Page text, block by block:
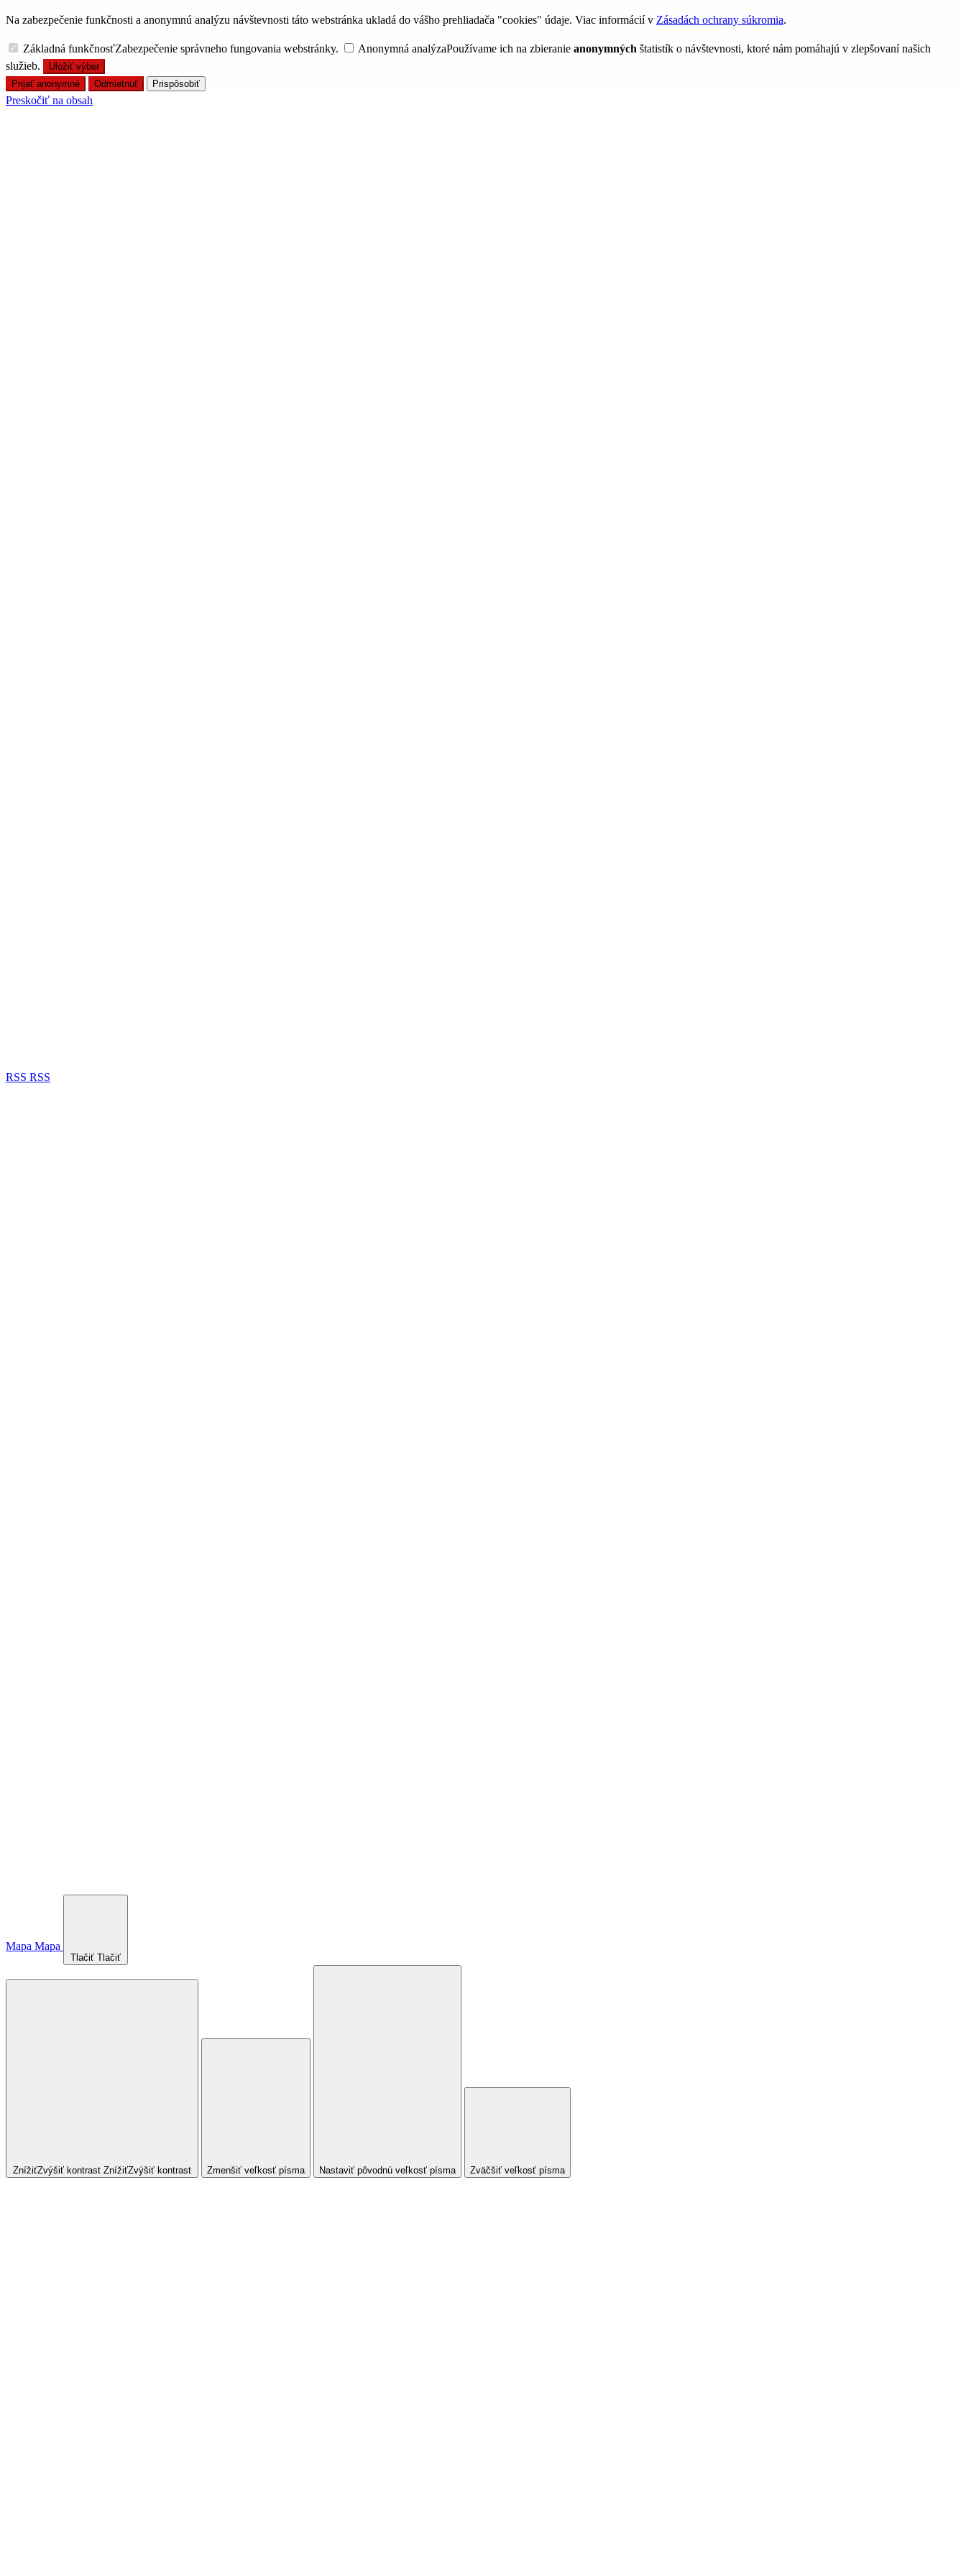
Na zabezpečenie funkčnosti a anonymnú analýzu návštevnosti táto webstránka ukladá do vášho prehliadača "cookies" údaje. Viac informácií v Zásadách ochrany súkromia.
Základná funkčnosťZabezpečenie správneho fungovania webstránky. Anonymná analýzaPoužívame ich na zbieranie anonymných štatistík o návštevnosti, ktoré nám pomáhajú v zlepšovaní našich
služieb.
Uložiť výber
Prijať anonymné
Odmietnuť Prispôsobiť
Preskočiť na obsah
RSS RSS
Mapa Mapa
Tlačiť Tlačiť
ZnížiťZvýšiť kontrast ZnížiťZvýšiť kontrast Zmenšiť veľkosť písma Nastaviť pôvodnú veľkosť písma Zväčšiť veľkosť písma